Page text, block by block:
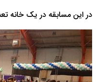
در این مسابقه در یک خانه